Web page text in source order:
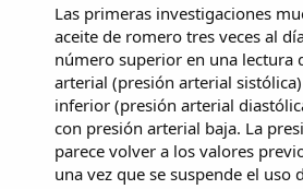
Las primeras investigaciones
aceite de romero tres veces al
número superior en una lectura
arterial (presión arterial
inferior (presión arterial
con presión arterial baja. La
parece volver a los valores
una vez que se suspende el uso